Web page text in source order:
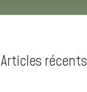
Articles récents